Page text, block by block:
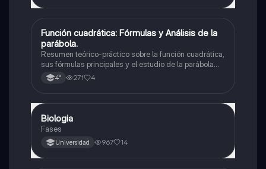
Matemáticas
Función cuadrática: Fórmulas y Análisis de la
parábola.
Resumen teórico-práctico sobre la función cuadrática,
sus fórmulas principales y el estudio de la parábola
como representación gráfica.Incluye desarrollo de la
forma general, cálculo de raíces, vértice y elementos
4° 271 4
Biología
Biologia
Fases
Universidad 967 14